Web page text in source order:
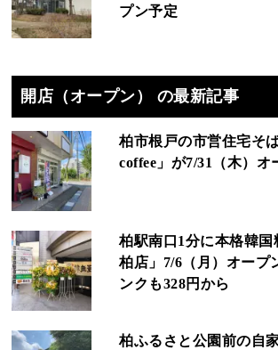
プン予定
開店（オープン） の最新記事
柏市根戸の市営住宅そ
coffee」が7/31（木）オ
柏駅南口1分に本格韓
柏店」7/6（月）オープ
ンクも328円から
柏ふるさと公園前の自